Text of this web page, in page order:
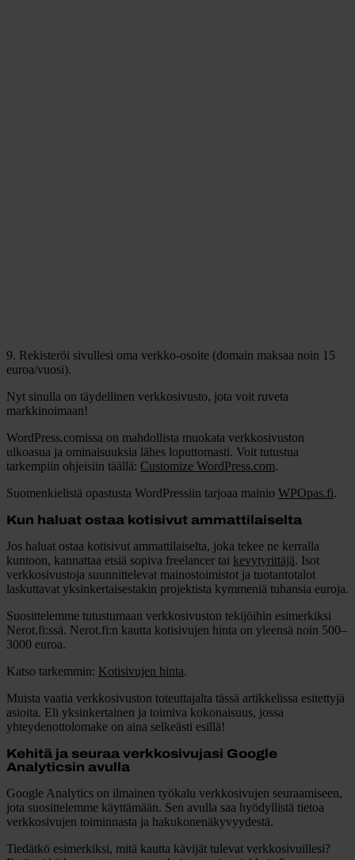
9. Rekisteröi sivullesi oma verkko-osoite (domain maksaa noin 15
euroa/vuosi).
Nyt sinulla on täydellinen verkkosivusto, jota voit ruveta
markkinoimaan!
WordPress.comissa on mahdollista muokata verkkosivuston
ulkoasua ja ominaisuuksia lähes loputtomasti. Voit tutustua
tarkempiin ohjeisiin täällä: Customize WordPress.com.
Suomenkielistä opastusta WordPressiin tarjoaa mainio WPOpas.fi.
Kun haluat ostaa kotisivut ammattilaiselta
Jos haluat ostaa kotisivut ammattilaiselta, joka tekee ne kerralla
kuntoon, kannattaa etsiä sopiva freelancer tai kevytyrittäjä. Isot
verkkosivustoja suunnittelevat mainostoimistot ja tuotantotalot
laskuttavat yksinkertaisestakin projektista kymmeniä tuhansia euroja.
Suosittelemme tutustumaan verkkosivuston tekijöihin esimerkiksi
Nerot.fi:ssä. Nerot.fi:n kautta kotisivujen hinta on yleensä noin 500–
3000 euroa.
Katso tarkemmin: Kotisivujen hinta.
Muista vaatia verkkosivuston toteuttajalta tässä artikkelissa esitettyjä
asioita. Eli yksinkertainen ja toimiva kokonaisuus, jossa
yhteydenottolomake on aina selkeästi esillä!
Kehitä ja seuraa verkkosivujasi Google
Analyticsin avulla
Google Analytics on ilmainen työkalu verkkosivujen seuraamiseen,
jota suosittelemme käyttämään. Sen avulla saa hyödyllistä tietoa
verkkosivujen toiminnasta ja hakukonenäkyvyydestä.
Tiedätkö esimerkiksi, mitä kautta kävijät tulevat verkkosivuillesi?